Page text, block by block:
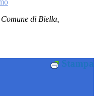
di Biella,
Stampa